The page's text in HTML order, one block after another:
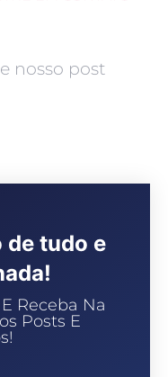
nosso post
de tudo e
Receba Na
Posts E